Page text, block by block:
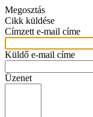
Megosztás
Cikk küldése
Címzett e-mail címe
Küldő e-mail címe
Üzenet